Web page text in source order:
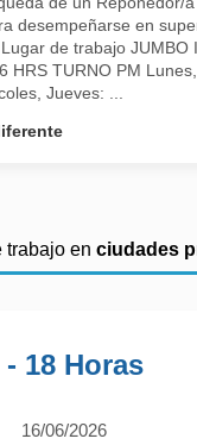
desempeñarse en
de trabajo JUMBO
HRS TURNO PM
Jueves: ...
trabajo en ciudades
18 Horas
16/06/2026